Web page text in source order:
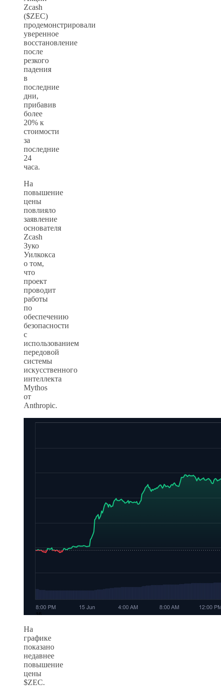
Zcash
($ZEC)
продемонстрировали
уверенное
восстановление
после
резкого
падения
в
последние
дни,
прибавив
более
20% к
стоимости
за
последние
24
часа.
На
повышение
цены
повлияло
заявление
основателя
Zcash
Зуко
Уилкокса
о том,
что
проект
проводит
работы
по
обеспечению
безопасности
с
использованием
передовой
системы
искусственного
интеллекта
Mythos
от
Anthropic.
На
графике
показано
недавнее
повышение
цены
$ZEC.